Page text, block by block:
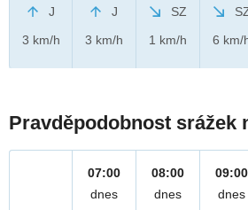
J
3 km/h
J
3 km/h
SZ
1 km/h
6 km/
Pravděpodobnost srážek
07:00
dnes
08:00
dnes
09:00
dnes